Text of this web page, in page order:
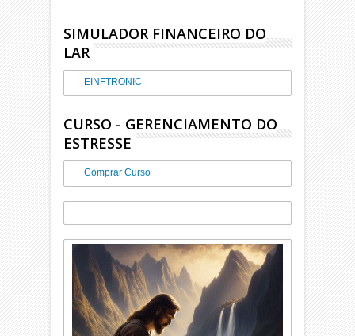
SIMULADOR FINANCEIRO DO
LAR
EINFTRONIC
CURSO - GERENCIAMENTO DO
ESTRESSE
Comprar Curso